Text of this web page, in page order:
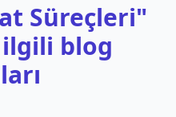
Süreçleri"
blog